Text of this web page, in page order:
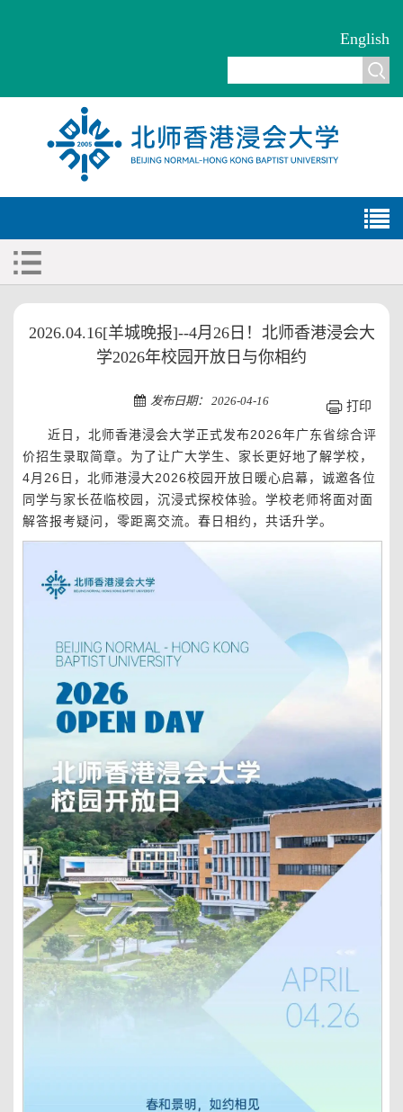
English
2026.04.16[羊城晚报]--4月26日！北师香港浸会大
学2026年校园开放日与你相约
发布日期： 2026-04-16 打印
近日，北师香港浸会大学正式发布2026年广东省综合评
价招生录取简章。为了让广大学生、家长更好地了解学校，
4月26日，北师港浸大2026校园开放日暖心启幕，诚邀各位
同学与家长莅临校园，沉浸式探校体验。学校老师将面对面
解答报考疑问，零距离交流。春日相约，共话升学。